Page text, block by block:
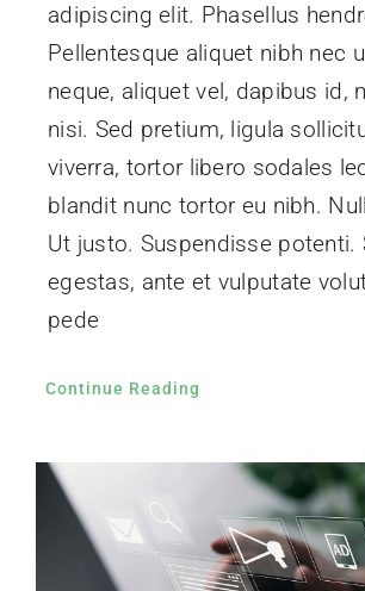
adipiscing elit. Phasellus
Pellentesque aliquet nibh nec
neque, aliquet vel, dapibus id,
nisi. Sed pretium, ligula
viverra, tortor libero sodales
blandit nunc tortor eu nibh.
Ut justo. Suspendisse potenti.
egestas, ante et vulputate
pede
Continue Reading